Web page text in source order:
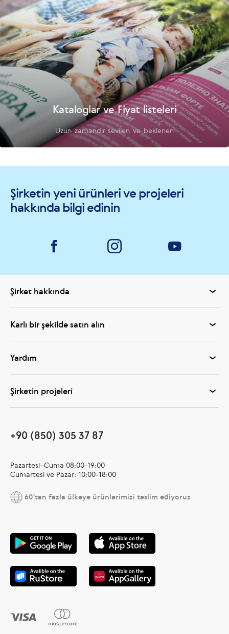
Kataloglar ve Fiyat listeleri
Uzun zamandır sevilen ve beklenen
Şirketin yeni ürünleri ve projeleri
hakkında bilgi edinin
Şirket hakkında
Karlı bir şekilde satın alın
Yardım
Şirketin projeleri
+90 (850) 305 37 87
Pazartesi–Cuma 08:00-19:00
Cumartesi ve Pazar: 10:00-18:00
60'tan fazla ülkeye ürünlerimizi teslim ediyoruz